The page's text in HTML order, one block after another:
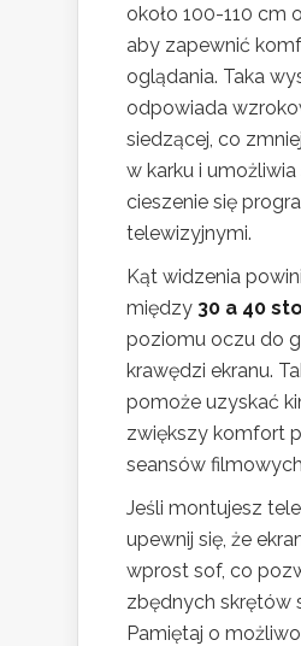
około 100-110 cm
aby zapewnić
oglądania. Taka
odpowiada
siedzącej, co
w karku i
cieszenie się
telewizyjnymi.
Kąt widzenia
między 30 a 40
poziomu oczu do
krawędzi ekranu.
pomoże uzyskać
zwiększy komfort
seansów
Jeśli montujesz
upewnij się, że
wprost sof, co
zbędnych skrętów
Pamiętaj o